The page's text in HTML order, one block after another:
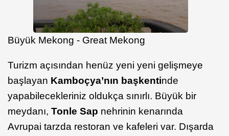
Büyük Mekong - Great Mekong
Turizm açısından henüz yeni yeni gelişmeye
başlayan Kamboçya’nın başkentinde
yapabilecekleriniz oldukça sınırlı. Büyük bir
meydanı, Tonle Sap nehrinin kenarında
Avrupai tarzda restoran ve kafeleri var. Dışarda